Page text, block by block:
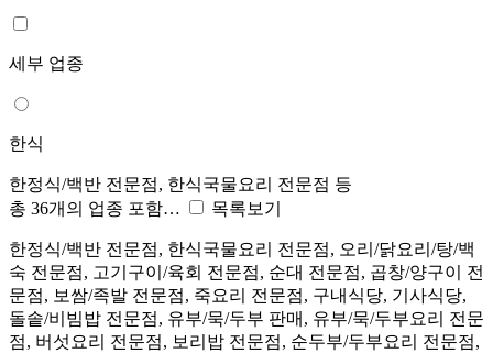
세부 업종
한식
한정식/백반 전문점, 한식국물요리 전문점 등
총 36개의 업종 포함…
목록보기
한정식/백반 전문점, 한식국물요리 전문점, 오리/닭요리/탕/백
숙 전문점, 고기구이/육회 전문점, 순대 전문점, 곱창/양구이 전
문점, 보쌈/족발 전문점, 죽요리 전문점, 구내식당, 기사식당,
돌솥/비빔밥 전문점, 유부/묵/두부 판매, 유부/묵/두부요리 전문
점, 버섯요리 전문점, 보리밥 전문점, 순두부/두부요리 전문점,